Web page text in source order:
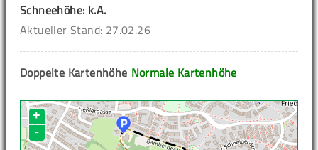
Schneehöhe: k.A.
Aktueller Stand: 27.02.26
Normale Kartenhöhe
Doppelte Kartenhöhe
+
-